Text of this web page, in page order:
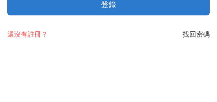
登錄
找回密碼
還沒有註冊？